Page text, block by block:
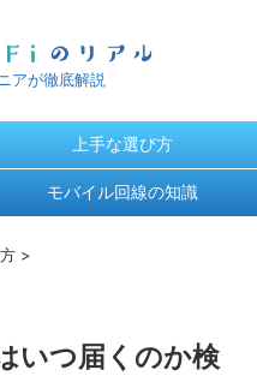
アが徹底解説
上手な選び方
モバイル回線の知識
>
いつ届くのか検